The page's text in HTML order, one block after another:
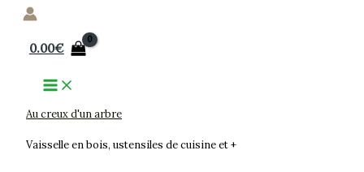
Aller
contenu
0.00€
Au creux d'un arbre
Vaisselle en bois, ustensiles de cuisine et +